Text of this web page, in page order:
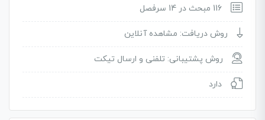
116 مبحث در 14 سرفصل
روش دریافت: مشاهده آنلاین
روش پشتیبانی: تلفنی و ارسال تیکت
دارد